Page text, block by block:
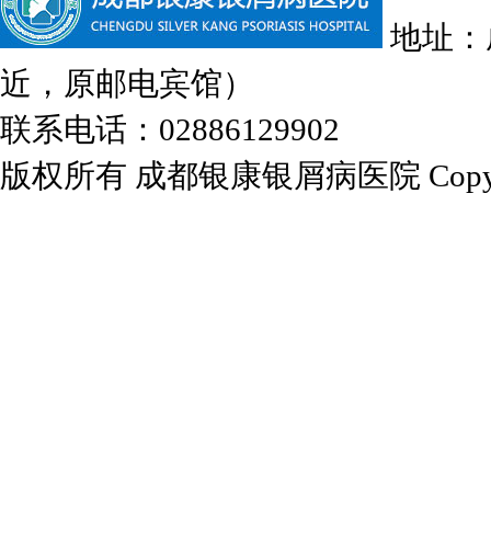
地址
近，原邮电宾馆）
联系电话：02886129902
版权所有 成都银康银屑病医院